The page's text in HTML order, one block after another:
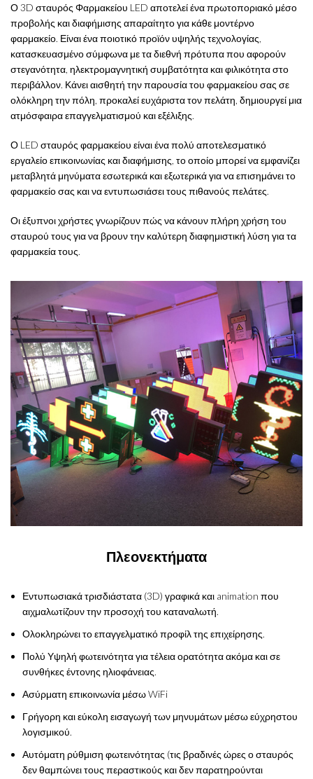
Ο 3D σταυρός Φαρμακείου LED αποτελεί ένα πρωτοποριακό μέσο
προβολής και διαφήμισης απαραίτητο για κάθε μοντέρνο
φαρμακείο. Είναι ένα ποιοτικό προϊόν υψηλής τεχνολογίας,
κατασκευασμένο σύμφωνα με τα διεθνή πρότυπα που αφορούν
στεγανότητα, ηλεκτρομαγνητική συμβατότητα και φιλικότητα στο
περιβάλλον. Κάνει αισθητή την παρουσία του φαρμακείου σας σε
ολόκληρη την πόλη, προκαλεί ευχάριστα τον πελάτη, δημιουργεί μια
ατμόσφαιρα επαγγελματισμού και εξέλιξης.
Ο LED σταυρός φαρμακείου είναι ένα πολύ αποτελεσματικό
εργαλείο επικοινωνίας και διαφήμισης, το οποίο μπορεί να εμφανίζει
μεταβλητά μηνύματα εσωτερικά και εξωτερικά για να επισημάνει το
φαρμακείο σας και να εντυπωσιάσει τους πιθανούς πελάτες.
Οι έξυπνοι χρήστες γνωρίζουν πώς να κάνουν πλήρη χρήση του
σταυρού τους για να βρουν την καλύτερη διαφημιστική λύση για τα
φαρμακεία τους.
Πλεονεκτήματα
Εντυπωσιακά τρισδιάστατα (3D) γραφικά και animation που
αιχμαλωτίζουν την προσοχή του καταναλωτή.
Ολοκληρώνει το επαγγελματικό προφίλ της επιχείρησης.
Πολύ Υψηλή φωτεινότητα για τέλεια ορατότητα ακόμα και σε
συνθήκες έντονης ηλιοφάνειας.
Ασύρματη επικοινωνία μέσω WiFi
Γρήγορη και εύκολη εισαγωγή των μηνυμάτων μέσω εύχρηστου
λογισμικού.
Αυτόματη ρύθμιση φωτεινότητας (τις βραδινές ώρες ο σταυρός
δεν θαμπώνει τους περαστικούς και δεν παρατηρούνται